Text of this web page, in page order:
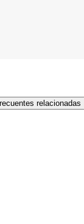
relacionadas